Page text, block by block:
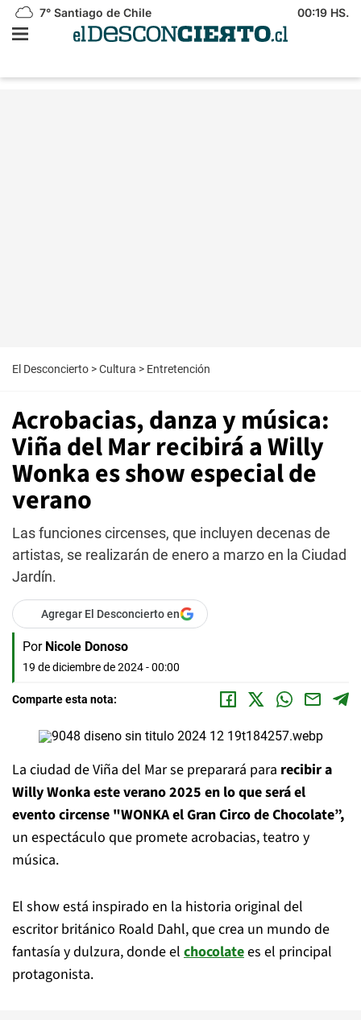
7° Santiago de Chile 00:19 HS.
El Desconcierto >Cultura > Entretención
Acrobacias, danza y música:
Viña del Mar recibirá a Willy
Wonka es show especial de
verano
Las funciones circenses, que incluyen decenas de
artistas, se realizarán de enero a marzo en la Ciudad
Jardín.
Agregar El Desconcierto en
Por Nicole Donoso
19 de diciembre de 2024 - 00:00
Comparte esta nota:
La ciudad de Viña del Mar se preparará para recibir a
Willy Wonka este verano 2025 en lo que será el
evento circense "WONKA el Gran Circo de Chocolate”,
un espectáculo que promete acrobacias, teatro y
música.
El show está inspirado en la historia original del
escritor británico Roald Dahl, que crea un mundo de
fantasía y dulzura, donde el chocolatees el principal
protagonista.